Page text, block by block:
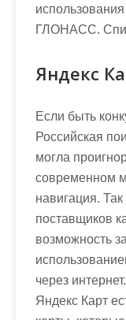
ГЛОНАСС.
Яндекс
Если быть
Российская
могла
современном
навигация.
поставщиков
возможность
через
Яндекс Карт